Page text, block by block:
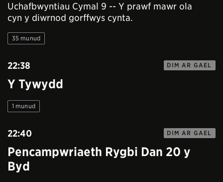
Uchafbwyntiau Cymal 9 -- Y prawf mawr ola
cyn y diwrnod gorffwys cynta.
35 munud
22:38 DIM AR GAEL
Y Tywydd
1 munud
22:40 DIM AR GAEL
Pencampwriaeth Rygbi Dan 20 y
Byd